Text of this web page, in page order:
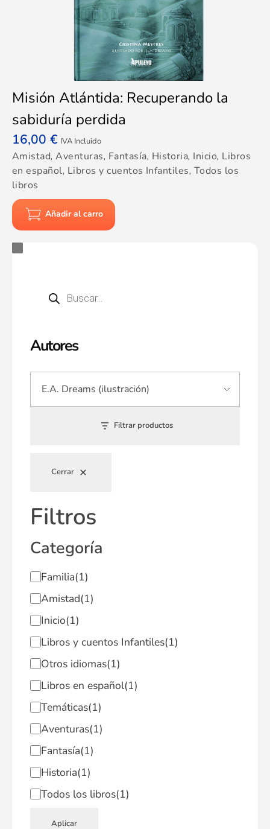
Autores
Filtrar productos
Cerrar
Filtros
Categoría
Familia(1)
Amistad(1)
Inicio(1)
Libros y cuentos Infantiles(1)
Otros idiomas(1)
Libros en español(1)
Temáticas(1)
Aventuras(1)
Fantasía(1)
Historia(1)
Todos los libros(1)
Aplicar
Misión Atlántida: Recuperando la
sabiduría perdida
16,00 € IVA Incluido
Amistad,Aventuras, Fantasía, Historia, Inicio, Libros
en español, Libros y cuentos Infantiles, Todos los
libros
Añadir al carro